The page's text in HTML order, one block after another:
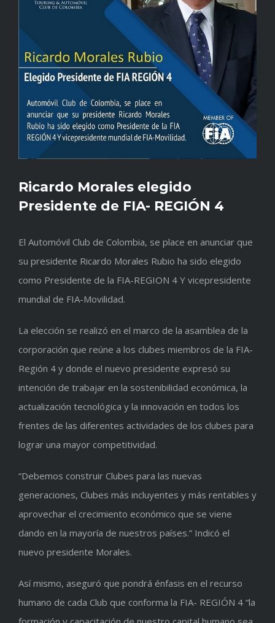
Ricardo Morales elegido
Presidente de FIA- REGIÓN 4
El Automóvil Club de Colombia, se place en anunciar que
su presidente Ricardo Morales Rubio ha sido elegido
como Presidente de la FIA-REGION 4 Y vicepresidente
mundial de FIA-Movilidad.
La elección se realizó en el marco de la asamblea de la
corporación que reúne a los clubes miembros de la FIA-
Región 4 y donde el nuevo presidente expresó su
intención de trabajar en la sostenibilidad económica, la
actualización tecnológica y la innovación en todos los
frentes de las diferentes actividades de los clubes para
lograr una mayor competitividad.
“Debemos construir Clubes para las nuevas
generaciones, Clubes más incluyentes y más rentables y
aprovechar el crecimiento económico que se viene
dando en la mayoría de nuestros países.” Indicó el
nuevo presidente Morales.
Así mismo, aseguró que pondrá énfasis en el recurso
humano de cada Club que conforma la FIA- REGIÓN 4 “la